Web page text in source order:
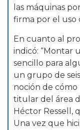
las máquinas
firma por el uso
En cuanto al
indicó: “Montar
sencillo para
un grupo de
noción de cómo
titular del área
Héctor Ressell,
Una vez que